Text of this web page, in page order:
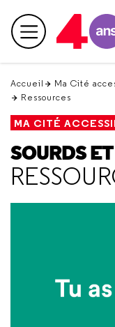
en
haut Menu
Accueil Ma Cité
Ressources
MA CITÉ
SOURDS